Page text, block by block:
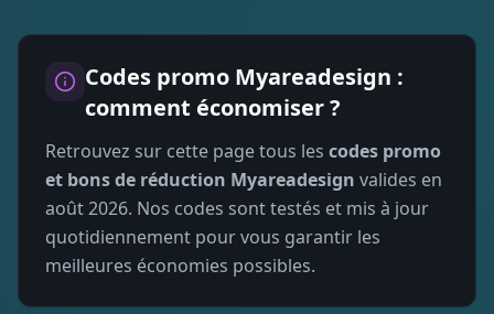
Codes promo Myareadesign :
comment économiser ?
Retrouvez sur cette page tous les codes promo
et bons de réduction Myareadesign valides en
août 2026. Nos codes sont testés et mis à jour
quotidiennement pour vous garantir les
meilleures économies possibles.